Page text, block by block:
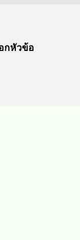
กหัวข้อ